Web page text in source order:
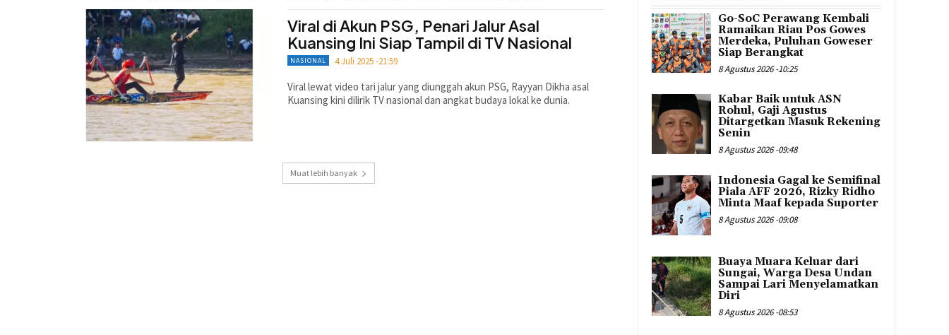
Viral di Akun PSG, Penari Jalur Asal
Kuansing Ini Siap Tampil di TV Nasional
NASIONAL 4 Juli 2025 -21:59
Viral lewat video tari jalur yang diunggah akun PSG, Rayyan Dikha asal
Kuansing kini dilirik TV nasional dan angkat budaya lokal ke dunia.
Muat lebih banyak
Go-SoC Perawang Kembali
Ramaikan Riau Pos Gowes
Merdeka, Puluhan Goweser
Siap Berangkat
8 Agustus 2026 -10:25
Kabar Baik untuk ASN
Rohul, Gaji Agustus
Ditargetkan Masuk Rekening
Senin
8 Agustus 2026 -09:48
Indonesia Gagal ke Semifinal
Piala AFF 2026, Rizky Ridho
Minta Maaf kepada Suporter
8 Agustus 2026 -09:08
Buaya Muara Keluar dari
Sungai, Warga Desa Undan
Sampai Lari Menyelamatkan
Diri
8 Agustus 2026 -08:53